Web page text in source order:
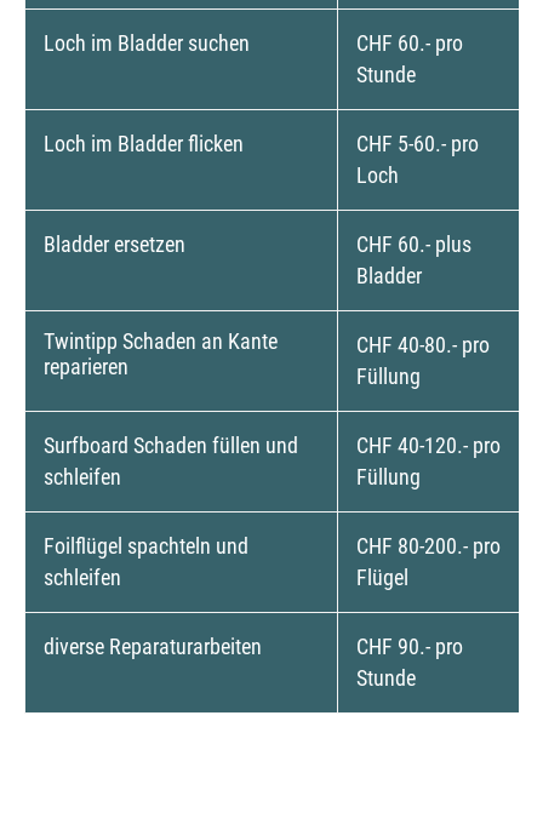
Loch im Bladder suchen
CHF 60.- pro
Stunde
Loch im Bladder flicken
CHF 5-60.- pro
Loch
Bladder ersetzen
CHF 60.- plus
Bladder
Twintipp Schaden an Kante
reparieren
CHF 40-80.- pro
Füllung
Surfboard Schaden füllen und
schleifen
CHF 40-120.- pro
Füllung
Foilflügel spachteln und
schleifen
CHF 80-200.- pro
Flügel
diverse Reparaturarbeiten
CHF 90.- pro
Stunde